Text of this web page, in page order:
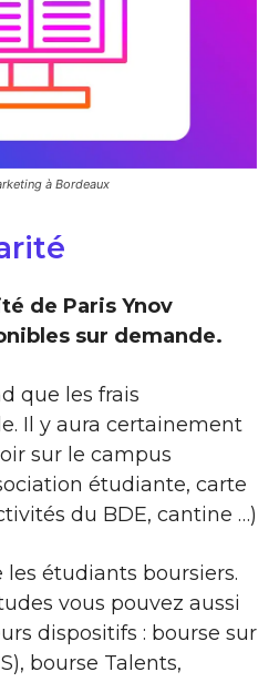
à Bordeaux
de Paris Ynov
sur demande.
que les frais
Il y aura certainement
sur le campus
étudiante, carte
du BDE, cantine …)
étudiants boursiers.
vous pouvez aussi
dispositifs : bourse sur
bourse Talents,